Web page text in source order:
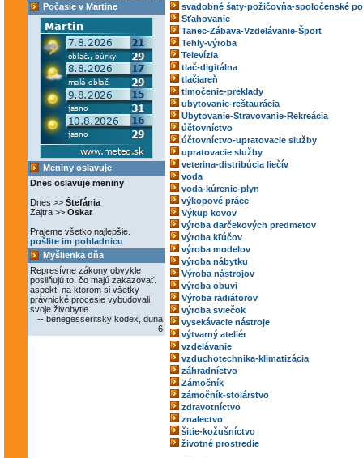
Počasie v Martine
Meniny oslavuje
Dnes oslavuje meniny
Dnes >> Štefánia
Zajtra >> Oskar
Prajeme všetko najlepšie.
pošlite im pohladnicu
Myšlienka dňa
Represívne zákony obvykle
posilňujú to, čo majú zakazovať.
aspekt, na ktorom si všetky
právnické procesie vybudovali
svoje živobytie.
-- benegesseritsky kodex, duna
6
svadobné šaty-požičovňa-spoločenské
Sťahovanie
Tanec-Zábava-Vzdelávanie-Šport
Tehly-výroba
Televízia
tlač-digitálna
tlačiareň
tlmočenie-preklady
ubytovanie-reštaurácia
Ubytovanie-Stravovanie-Rekreácia
účtovníctvo
účtovníctvo-upratovacie služby
upratovacie služby
veterina-distribúcia liečív
voda
voda-kúrenie-plyn
výkopové práce
Výkup kovov
výroba darčekových predmetov
výroba kľúčov
výroba modelov
výroba nábytku
Výroba nástrojov
výroba obuvi
Výroba radiátorov
výroba sviečok
vysekávacie nástroje
výtvarný ateliér
vzdelávanie
vzduchotechnika-klimatizácia
záhradníctvo
Zámočník
zámočník-stolárstvo
zdravotníctvo
znalectvo
šitie-kožušníctvo
životné prostredie